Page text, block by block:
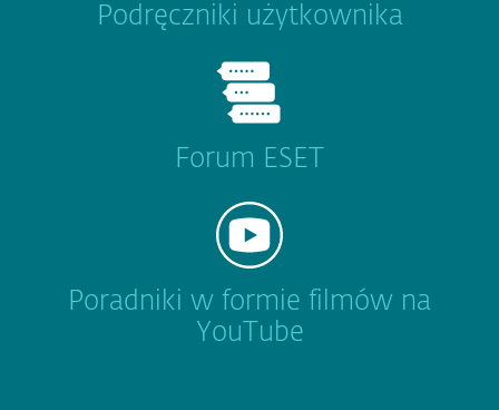
Podręczniki użytkownika
Forum ESET
Poradniki w formie filmów na
YouTube